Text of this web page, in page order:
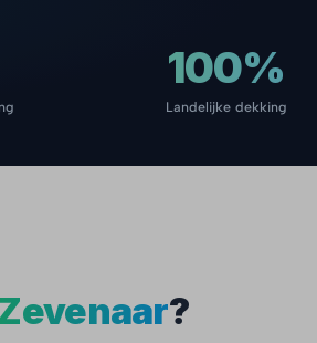
100%
Landelijke dekking
?